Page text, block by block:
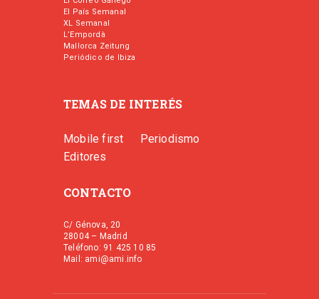
El País Semanal
XL Semanal
L’Empordà
Mallorca Zeitung
Periódico de Ibiza
TEMAS DE INTERÉS
Mobile first
Periodismo
Editores
CONTACTO
C/ Génova, 20
28004 – Madrid
Teléfono: 91 425 10 85
Mail: ami@ami.info